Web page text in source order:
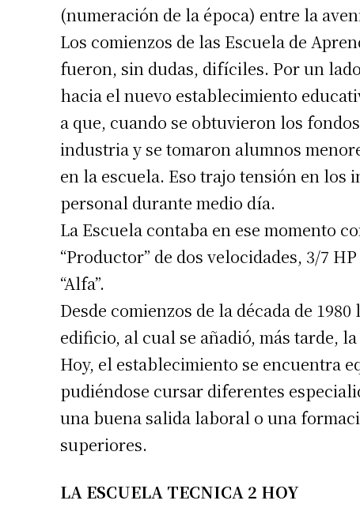
(numeración de la época) entre la
Los comienzos de las Escuela de
fueron, sin dudas, difíciles. Por un
hacia el nuevo establecimiento
a que, cuando se obtuvieron los
industria y se tomaron alumnos
en la escuela. Eso trajo tensión en los
personal durante medio día.
La Escuela contaba en ese momento
“Productor” de dos velocidades, 3/7
“Alfa”.
Desde comienzos de la década de
edificio, al cual se añadió, más tarde,
Hoy, el establecimiento se encuentra
pudiéndose cursar diferentes
una buena salida laboral o una
superiores.
LA ESCUELA TECNICA 2 HOY